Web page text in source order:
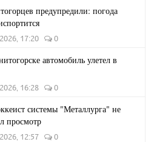
предупредили: погода
17:20 0
автомобиль улетел в
16:28 0
системы "Металлурга" не
просмотр
12:57 0